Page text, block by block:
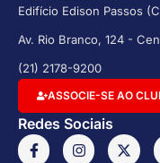
Edifício Edison Passos
Av. Rio Branco, 124 -
(21) 2178-9200
ASSOCIE-SE AO
Redes Sociais